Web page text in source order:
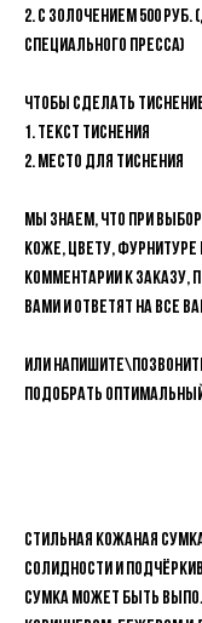
2. С золочением 500
специального пресса)
Чтобы сделать
1. Текст тиснения
2. Место для тиснения
Мы знаем, что при
коже, цвету,
комментарии к заказу,
вами и ответят на все
Или
подобрать
Стильная кожаная
солидности и
сумка может быть